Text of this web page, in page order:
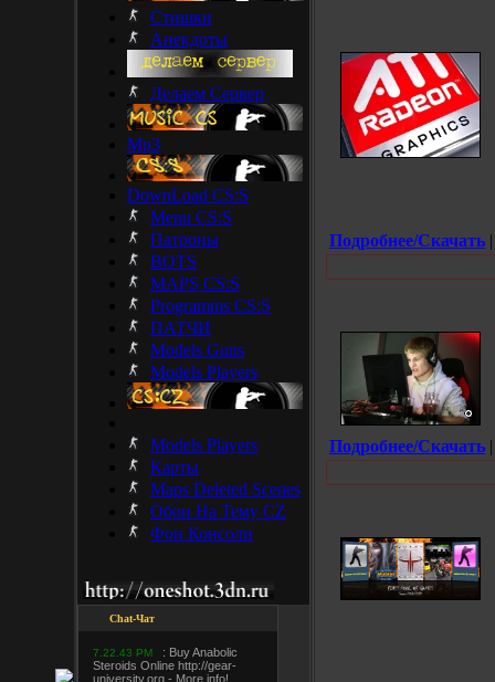
Стишки
Анекдоты
Делаем Сервер
Mp3
DownLoad CS:S
Menu CS:S
Патроны
BOTS
MAPS CS:S
Programms CS:S
ПАТЧИ
Models Guns
Models Players
Models Players
Карты
Maps Deleted Scenes
Обои На Тему CZ
Фон Консоли
Chat-Чат
Подробнее/Скачать
Подробнее/Скачать